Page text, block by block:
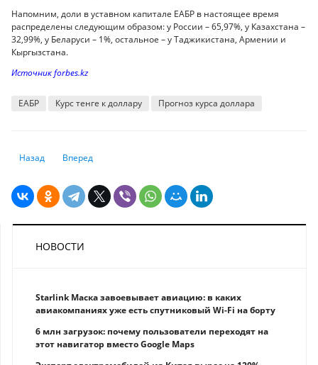
Напомним, доли в уставном капитале ЕАБР в настоящее время
распределены следующим образом: у России – 65,97%, у Казахстана –
32,99%, у Беларуси – 1%, остальное – у Таджикистана, Армении и
Кыргызстана.
Источник forbes.kz
ЕАБР Курс тенге к доллару Прогноз курса доллара
Предыдущий: Правительство намерено вернуть приватизированные
Назад Следующий: Крупные банки прогнозируют дальнейшее
Вперед
НОВОСТИ
Starlink Маска завоевывает авиацию: в каких
авиакомпаниях уже есть спутниковый Wi-Fi на борту
6 млн загрузок: почему пользователи переходят на
этот навигатор вместо Google Maps